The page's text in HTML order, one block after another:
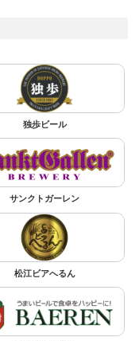
独歩ビール
サンクトガーレン
松江ビアへるん